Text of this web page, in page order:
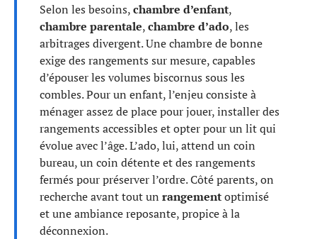
Selon les besoins,chambre d’enfant,
chambre parentale,chambre d’ado, les
arbitrages divergent. Une chambre de bonne
exige des rangements sur mesure, capables
d’épouser les volumes biscornus sous les
combles. Pour un enfant, l’enjeu consiste à
ménager assez de place pour jouer, installer des
rangements accessibles et opter pour un lit qui
évolue avec l’âge. L’ado, lui, attend un coin
bureau, un coin détente et des rangements
fermés pour préserver l’ordre. Côté parents, on
recherche avant tout un rangementoptimisé
et une ambiance reposante, propice à la
déconnexion.